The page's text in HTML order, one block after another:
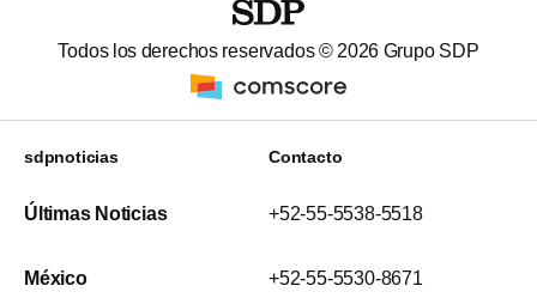
Todos los derechos reservados © 2026 Grupo SDP
sdpnoticias
Últimas Noticias
México
Contacto
+52-55-5538-5518
+52-55-5530-8671